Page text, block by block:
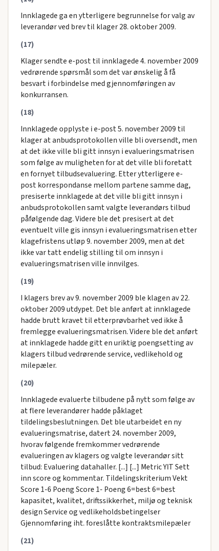
Innklagede ga en ytterligere begrunnelse for valg av
leverandør ved brev til klager 28. oktober 2009.
(17)
Klager sendte e-post til innklagede 4. november 2009
vedrørende spørsmål som det var ønskelig å få
besvart i forbindelse med gjennomføringen av
konkurransen.
(18)
Innklagede opplyste i e-post 5. november 2009 til
klager at anbudsprotokollen ville bli oversendt, men
at det ikke ville bli gitt innsyn i evalueringsmatrisen
som følge av muligheten for at det ville bli foretatt
en fornyet tilbudsevaluering. Etter ytterligere e-
post korrespondanse mellom partene samme dag,
presiserte innklagede at det ville bli gitt innsyn i
anbudsprotokollen samt valgte leverandørs tilbud
påfølgende dag. Videre ble det presisert at det
eventuelt ville gis innsyn i evalueringsmatrisen etter
klagefristens utløp 9. november 2009, men at det
ikke var tatt endelig stilling til om innsyn i
evalueringsmatrisen ville innvilges.
(19)
I klagers brev av 9. november 2009 ble klagen av 22.
oktober 2009 utdypet. Det ble anført at innklagede
hadde brutt kravet til etterprøvbarhet ved ikke å
fremlegge evalueringsmatrisen. Videre ble det anført
at innklagede hadde gitt en uriktig poengsetting av
klagers tilbud vedrørende service, vedlikehold og
milepæler.
(20)
Innklagede evaluerte tilbudene på nytt som følge av
at flere leverandører hadde påklaget
tildelingsbeslutningen. Det ble utarbeidet en ny
evalueringsmatrise, datert 24. november 2009,
hvorav følgende fremkommer vedrørende
evalueringen av klagers og valgte leverandør sitt
tilbud: Evaluering datahaller. [...] [...] Metric YIT Sett
inn score og kommentar. Tildelingskriterium Vekt
Score 1-6 Poeng Score 1- Poeng 6=best 6=best
kapasitet, kvalitet, driftssikkerhet, miljø og teknisk
design Service og vedlikeholdsbetingelser
Gjennomføring iht. foreslåtte kontraktsmilepæler
(21)